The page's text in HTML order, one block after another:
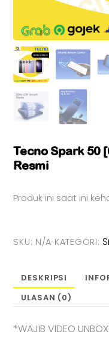
Tecno Spark 50
Resmi
Produk ini saat ini
SKU: N/A KATEGORI:
DESKRIPSI
ULASAN (0)
*WAJIB VIDEO